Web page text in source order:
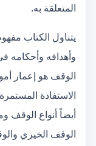
المتعلقة به.
يتناول الكتاب
وأهدافه وأحكامه
الوقف هو إعمار
الاستفادة
أيضاً أنواع
الوقف الخيري